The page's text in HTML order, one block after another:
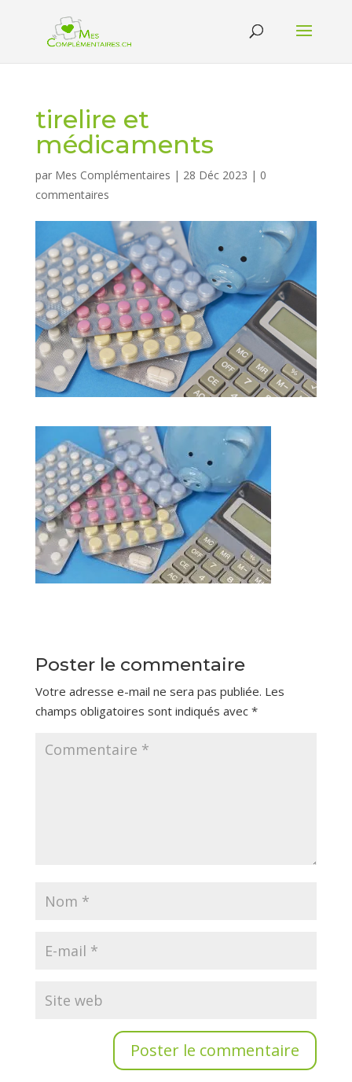
tirelire et
médicaments
par Mes Complémentaires | 28 Déc 2023 | 0
commentaires
Poster le commentaire
Votre adresse e-mail ne sera pas publiée. Les
champs obligatoires sont indiqués avec *